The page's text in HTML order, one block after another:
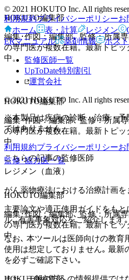
© 2021 HOKUTO Inc. All rights
利用規約プライバシーポリシーお
ホーム
表・計算 レジメン
ERマニュアル
薬剤情報 ポスト
監修医師一覧
UpToDate特別割引
運営会社
© 2021 HOKUTO Inc. All rights
※本製品は疾病の診断・治療・予
ではありません。
利用規約プライバシーポリシーお
こちらの記事の監修医師
HOKUTO編集部
編集･作図：編集部､ 監修：所属
の専門医が複数在籍。最新トピ
中。
HOKUTO編集部
編集･作図：編集部､ 監修：所属
の専門医が複数在籍。最新トピ
中。
HOKUTO編集部
編集･作図：編集部､ 監修：所属
の専門医が複数在籍。最新トピ
中。
監修･協力医一覧
レジメン（血液）
がん薬物療法における治療計画を
主要論文や適正使用ガイドをも
ル､ 有害事象対応をご紹介します｡
なお､ 本ツールは医師向けの教育
使用は想定しておりません｡ 最新
を必ずご確認下さい｡